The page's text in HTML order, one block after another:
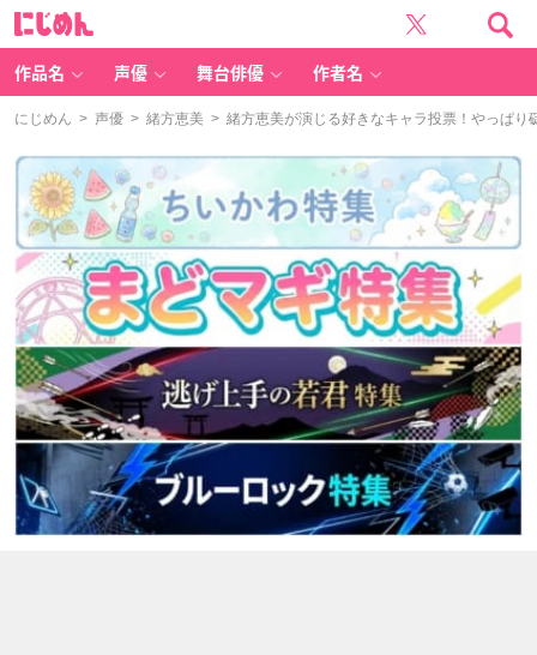
作品名 声優 舞台俳優 作者名
にじめん > 声優 > 緒方恵美 > 緒方恵美が演じる好きなキャラ投票！やっぱり